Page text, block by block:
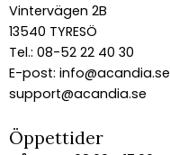
Vintervägen 2B
13540 TYRESÖ
Tel.: 08-52 22 40 30
E-post: info@acandia.se
support@acandia.se
Öppettider